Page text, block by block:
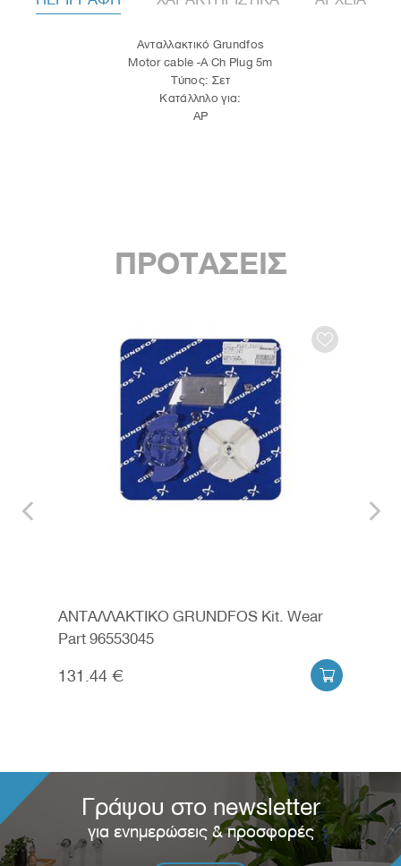
Ανταλλακτικό Grundfos
Motor cable -A Ch Plug 5m
Τύπος: Σετ
Κατάλληλο για:
AP
ΠΡΟΤΑΣΕΙΣ
ΑΝΤΑΛΛΑΚΤΙΚΟ GRUNDFOS Kit. Wear
Part 96553045
131.44 € 
Γράψου στο newsletter
για ενημερώσεις & προσφορές